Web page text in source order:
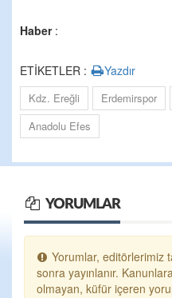
Haber:
ETİKETLER : Yazdır
Kdz. Ereğli Erdemirspor
Anadolu Efes
YORUMLAR
Yorumlar, editörlerimiz
sonra yayınlanır.
olmayan, küfür içeren